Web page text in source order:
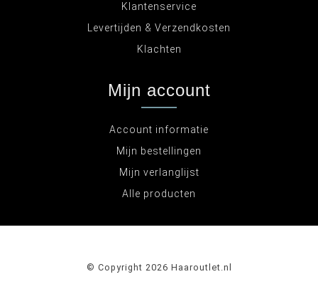
Klantenservice
Levertijden & Verzendkosten
Klachten
Mijn account
Account informatie
Mijn bestellingen
Mijn verlanglijst
Alle producten
© Copyright 2026 Haaroutlet.nl